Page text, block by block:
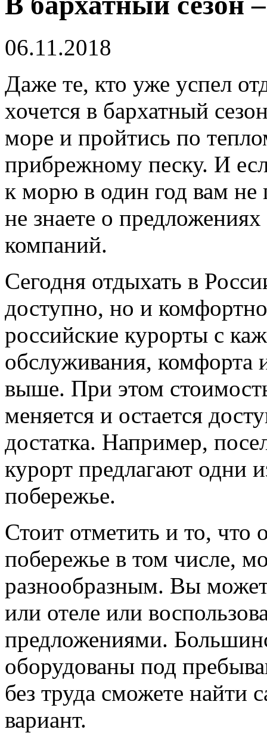
06.11.2018
Даже те, кто уже успел
хочется в бархатный
море и пройтись по
прибрежному песку. И
к морю в один год вам не
не знаете о
компаний.
Сегодня отдыхать в
доступно, но и
российские курорты с
обслуживания, комфорта
выше. При этом
меняется и остается
достатка. Например,
курорт предлагают
побережье.
Стоит отметить и то,
побережье в том числе,
разнообразным. Вы
или отеле или
предложениями.
оборудованы под
без труда сможете найти
вариант.